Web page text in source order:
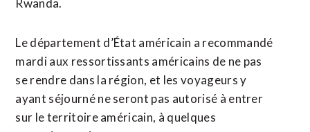
Rwanda.
Le département d’État américain a recommandé
mardi aux ressortissants américains de ne pas
se rendre dans la région, et les voyageurs y
ayant séjourné ne seront pas autorisé à entrer
sur le territoire américain, à quelques